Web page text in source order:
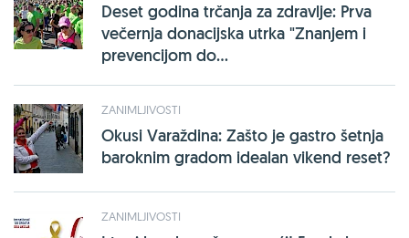
Deset godina trčanja za zdravlje: Prva
večernja donacijska utrka "Znanjem i
prevencijom do...
ZANIMLJIVOSTI
Okusi Varaždina: Zašto je gastro šetnja
baroknim gradom idealan vikend reset?
ZANIMLJIVOSTI